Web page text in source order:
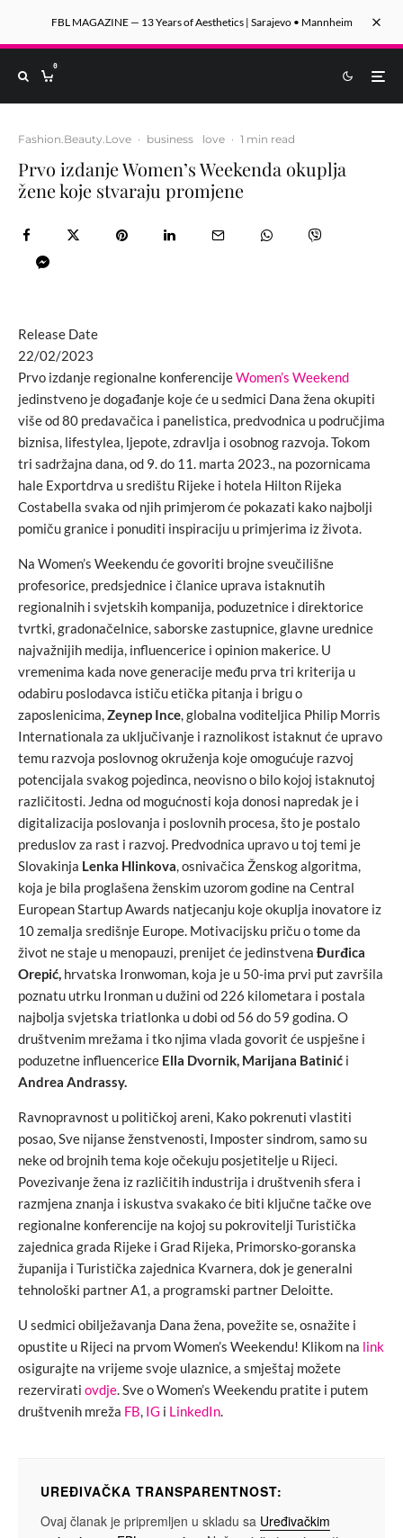
FBL MAGAZINE — 13 Years of Aesthetics | Sarajevo • Mannheim
0
Fashion.Beauty.Love · business love · 1 min read
Prvo izdanje Women’s Weekenda okuplja
žene koje stvaraju promjene
Release Date
22/02/2023
Prvo izdanje regionalne konferencijeWomen’s Weekend
jedinstveno je događanje koje će u sedmici Dana žena okupiti
više od 80 predavačica i panelistica, predvodnica u područjima
biznisa, lifestylea, ljepote, zdravlja i osobnog razvoja. Tokom
tri sadržajna dana, od 9. do 11. marta 2023., na pozornicama
hale Exportdrva u središtu Rijeke i hotela Hilton Rijeka
Costabella svaka od njih primjerom će pokazati kako najbolji
pomiču granice i ponuditi inspiraciju u primjerima iz života.
Na Women’s Weekendu će govoriti brojne sveučilišne
profesorice, predsjednice i članice uprava istaknutih
regionalnih i svjetskih kompanija, poduzetnice i direktorice
tvrtki, gradonačelnice, saborske zastupnice, glavne urednice
najvažnijih medija, influencerice i opinion makerice. U
vremenima kada nove generacije među prva tri kriterija u
odabiru poslodavca ističu etička pitanja i brigu o
zaposlenicima,Zeynep Ince, globalna voditeljica Philip Morris
Internationala za uključivanje i raznolikost istaknut će upravo
temu razvoja poslovnog okruženja koje omogućuje razvoj
potencijala svakog pojedinca, neovisno o bilo kojoj istaknutoj
različitosti. Jedna od mogućnosti koja donosi napredak je i
digitalizacija poslovanja i poslovnih procesa, što je postalo
preduslov za rast i razvoj. Predvodnica upravo u toj temi je
Slovakinja Lenka Hlinkova, osnivačica Ženskog algoritma,
koja je bila proglašena ženskim uzorom godine na Central
European Startup Awards natjecanju koje okuplja inovatore iz
10 zemalja središnje Europe. Motivacijsku priču o tome da
život ne staje u menopauzi, prenijet će jedinstvena Đurđica
Orepić, hrvatska Ironwoman, koja je u 50-ima prvi put završila
poznatu utrku Ironman u dužini od 226 kilometara i postala
najbolja svjetska triatlonka u dobi od 56 do 59 godina. O
društvenim mrežama i tko njima vlada govorit će uspješne i
poduzetne influencerice Ella Dvornik, Marijana Batinić i
Andrea Andrassy.
Ravnopravnost u političkoj areni, Kako pokrenuti vlastiti
posao, Sve nijanse ženstvenosti, Imposter sindrom, samo su
neke od brojnih tema koje očekuju posjetitelje u Rijeci.
Povezivanje žena iz različitih industrija i društvenih sfera i
razmjena znanja i iskustva svakako će biti ključne tačke ove
regionalne konferencije na kojoj su pokrovitelji Turistička
zajednica grada Rijeke i Grad Rijeka, Primorsko-goranska
županija i Turistička zajednica Kvarnera, dok je generalni
tehnološki partner A1, a programski partner Deloitte.
U sedmici obilježavanja Dana žena, povežite se, osnažite i
opustite u Rijeci na prvom Women’s Weekendu! Klikom na link
osigurajte na vrijeme svoje ulaznice, a smještaj možete
rezervirati ovdje. Sve o Women’s Weekendu pratite i putem
društvenih mreža FB, IG i LinkedIn.
UREĐIVAČKA TRANSPARENTNOST:
Ovaj članak je pripremljen u skladu sa Uređivačkim